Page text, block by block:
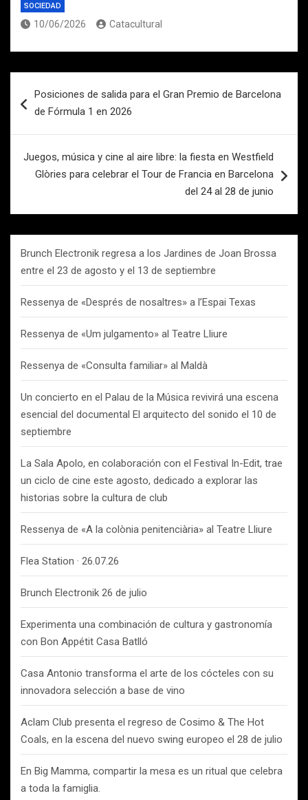
SOCIEDAD
10/06/2026 Catacultural
de
Posiciones de salida para el Gran Premio de Barcelona
de Fórmula 1 en 2026
Juegos, música y cine al aire libre: la fiesta en Westfield
Glòries para celebrar el Tour de Francia en Barcelona
del 24 al 28 de junio
Brunch Electronik regresa a los Jardines de Joan Brossa
entre el 23 de agosto y el 13 de septiembre
Ressenya de «Després de nosaltres» a l’Espai Texas
Ressenya de «Um julgamento» al Teatre Lliure
Ressenya de «Consulta familiar» al Maldà
Un concierto en el Palau de la Música revivirá una escena
esencial del documental El arquitecto del sonido el 10 de
septiembre
La Sala Apolo, en colaboración con el Festival In-Edit, trae
un ciclo de cine este agosto, dedicado a explorar las
historias sobre la cultura de club
Ressenya de «A la colònia penitenciària» al Teatre Lliure
Flea Station · 26.07.26
Brunch Electronik 26 de julio
Experimenta una combinación de cultura y gastronomía
con Bon Appétit Casa Batlló
Casa Antonio transforma el arte de los cócteles con su
innovadora selección a base de vino
Aclam Club presenta el regreso de Cosimo & The Hot
Coals, en la escena del nuevo swing europeo el 28 de julio
En Big Mamma, compartir la mesa es un ritual que celebra
a toda la famiglia.